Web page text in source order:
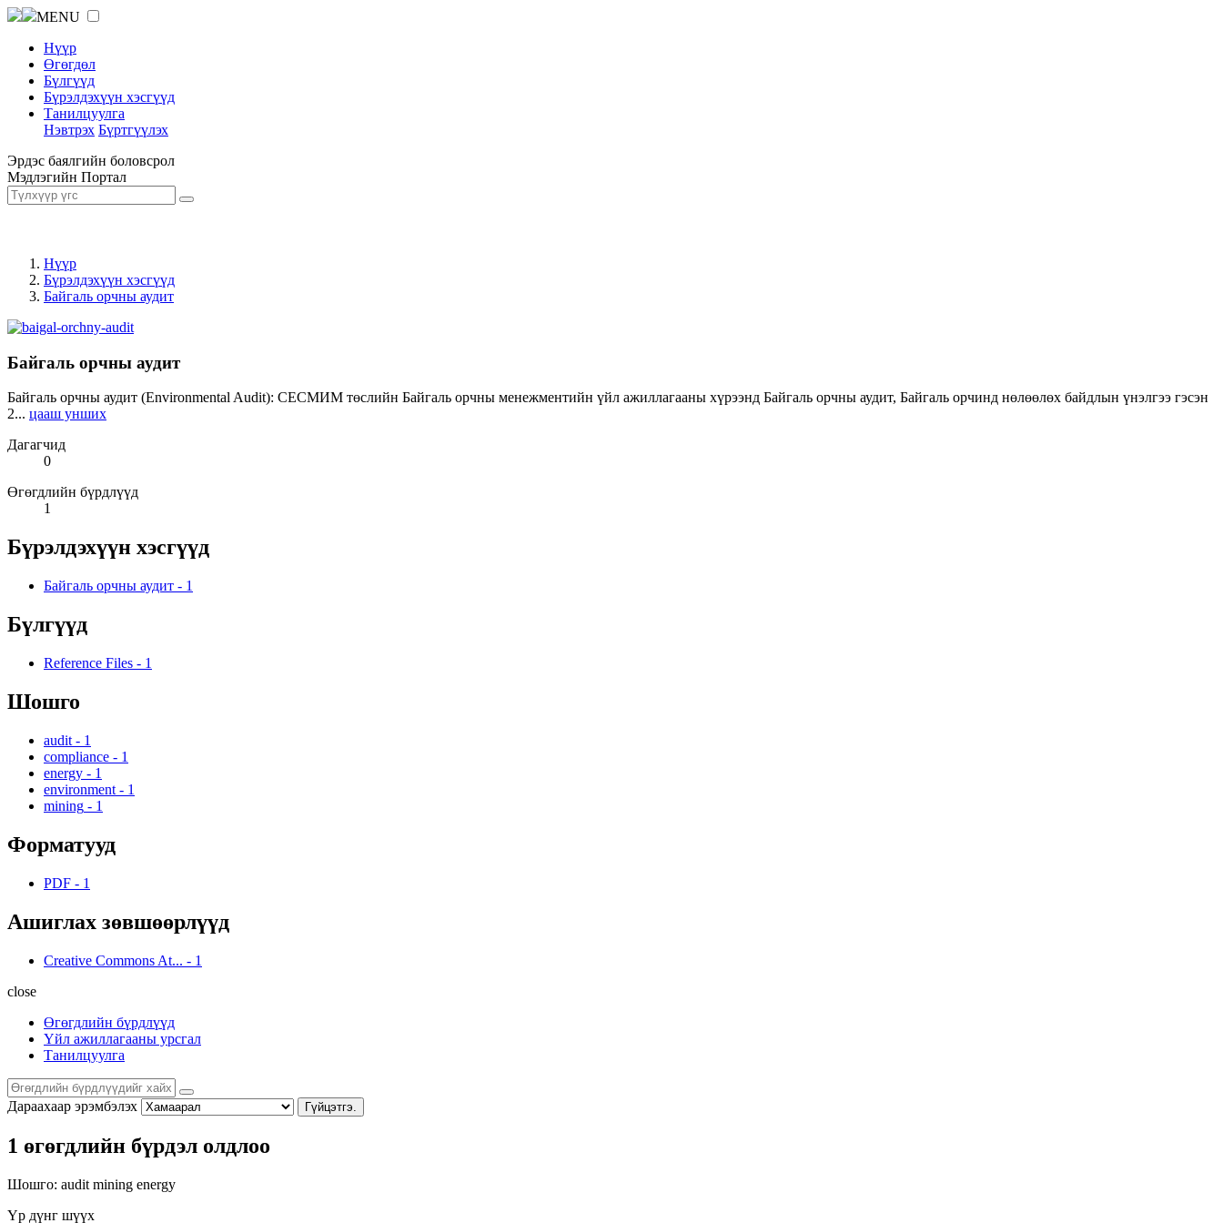
MENU
Нүүр
Өгөгдөл
Бүлгүүд
Бүрэлдэхүүн хэсгүүд
Танилцуулга
Нэвтрэх Бүртгүүлэх
Эрдэс баялгийн боловсрол
Мэдлэгийн Портал
Нүүр
Бүрэлдэхүүн хэсгүүд
Байгаль орчны аудит
Байгаль орчны аудит
Байгаль орчны аудит (Environmental Audit): СЕСМИМ төслийн Байгаль орчны менежментийн үйл ажиллагааны хүрээнд Байгаль орчны аудит, Байгаль орчинд нөлөөлөх байдлын үнэлгээ гэсэн
2... цааш унших
Дагагчид
0
Өгөгдлийн бүрдлүүд
1
Бүрэлдэхүүн хэсгүүд
Байгаль орчны аудит - 1
Бүлгүүд
Reference Files - 1
Шошго
audit - 1
compliance - 1
energy - 1
environment - 1
mining - 1
Форматууд
PDF - 1
Ашиглах зөвшөөрлүүд
Creative Commons At... - 1
close
Өгөгдлийн бүрдлүүд
Үйл ажиллагааны урсгал
Танилцуулга
Дараахаар эрэмбэлэх Гүйцэтгэ.
1 өгөгдлийн бүрдэл олдлоо
Шошго: audit mining energy
Үр дүнг шүүх